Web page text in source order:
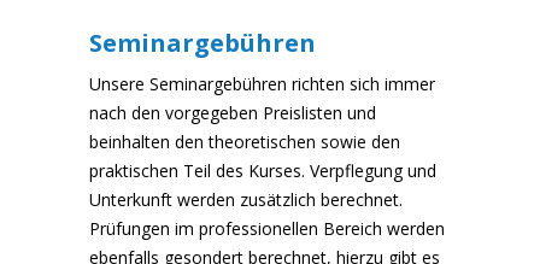
Seminargebühren
Unsere Seminargebühren richten sich immer
nach den vorgegeben Preislisten und
beinhalten den theoretischen sowie den
praktischen Teil des Kurses. Verpflegung und
Unterkunft werden zusätzlich berechnet.
Prüfungen im professionellen Bereich werden
ebenfalls gesondert berechnet, hierzu gibt es